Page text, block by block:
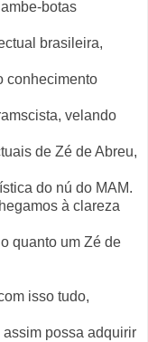
botas
brasileira,
conhecimento
velando
de Zé de Abreu,
do nú do MAM.
à clareza
quanto um Zé de
isso tudo,
possa adquirir